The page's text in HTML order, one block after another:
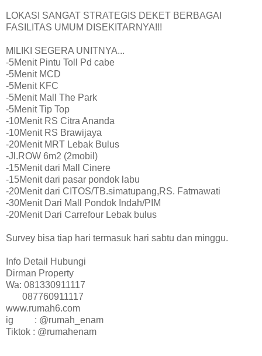
LOKASI SANGAT STRATEGIS DEKET BERBAGAI
FASILITAS UMUM DISEKITARNYA!!!
MILIKI SEGERA UNITNYA...
-5Menit Pintu Toll Pd cabe
-5Menit MCD
-5Menit KFC
-5Menit Mall The Park
-5Menit Tip Top
-10Menit RS Citra Ananda
-10Menit RS Brawijaya
-20Menit MRT Lebak Bulus
-Jl.ROW 6m2 (2mobil)
-15Menit dari Mall Cinere
-15Menit dari pasar pondok labu
-20Menit dari CITOS/TB.simatupang,RS. Fatmawati
-30Menit Dari Mall Pondok Indah/PIM
-20Menit Dari Carrefour Lebak bulus
Survey bisa tiap hari termasuk hari sabtu dan minggu.
Info Detail Hubungi
Dirman Property
Wa: 081330911117
087760911117
www.rumah6.com
ig : @rumah_enam
Tiktok : @rumahenam